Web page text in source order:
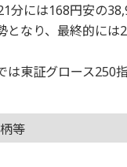
分には168円安の
となり、最終的には
は東証グロース250
等